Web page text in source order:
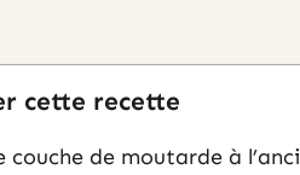
cette recette
couche de moutarde à